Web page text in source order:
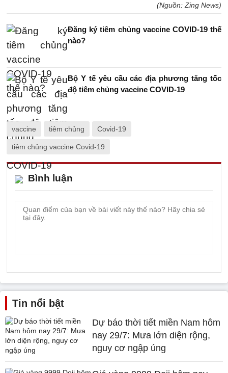
(Nguồn: Zing News)
Đăng ký tiêm chủng vaccine COVID-19 thế
nào?
Bộ Y tế yêu cầu các địa phương tăng tốc
độ tiêm chủng vaccine COVID-19
vaccine tiêm chủng Covid-19
tiêm chủng vaccine Covid-19
Bình luận
Tin nổi bật
Dự báo thời tiết miền Nam hôm
nay 29/7: Mưa lớn diện rộng,
nguy cơ ngập úng